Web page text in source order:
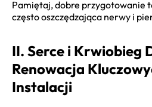
Pamiętaj, dobre przygotowanie
często oszczędzająca nerwy i
II. Serce i Krwiobieg
Renowacja
Instalacji